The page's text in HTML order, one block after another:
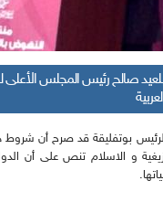
صالح رئيس المجلس الأعلى
بوتفليقة قد صرح أن شروط
و الاسلام تنص على أن